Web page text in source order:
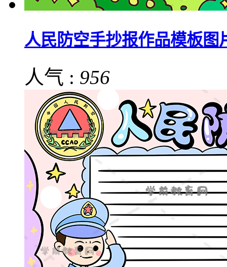
人民防空手抄报作品模板图
人气 : 956